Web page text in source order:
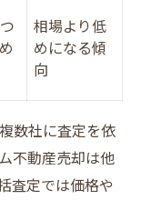
相場より低
めになる傾
向
数社に査定を依
不動産売却は他
査定では価格や